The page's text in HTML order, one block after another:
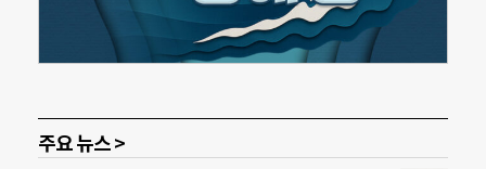
주요 뉴스 >